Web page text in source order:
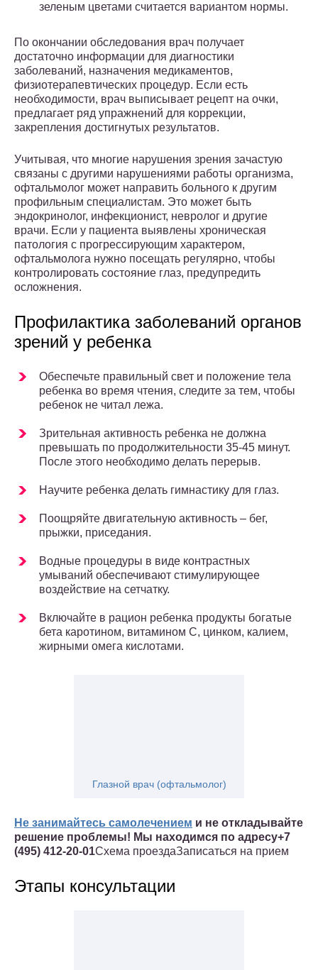
зеленым цветами считается вариантом нормы.
По окончании обследования врач получает
достаточно информации для диагностики
заболеваний, назначения медикаментов,
физиотерапевтических процедур. Если есть
необходимости, врач выписывает рецепт на очки,
предлагает ряд упражнений для коррекции,
закрепления достигнутых результатов.
Учитывая, что многие нарушения зрения зачастую
связаны с другими нарушениями работы организма,
офтальмолог может направить больного к другим
профильным специалистам. Это может быть
эндокринолог, инфекционист, невролог и другие
врачи. Если у пациента выявлены хроническая
патология с прогрессирующим характером,
офтальмолога нужно посещать регулярно, чтобы
контролировать состояние глаз, предупредить
осложнения.
Профилактика заболеваний органов
зрений у ребенка
Обеспечьте правильный свет и положение тела
ребенка во время чтения, следите за тем, чтобы
ребенок не читал лежа.
Зрительная активность ребенка не должна
превышать по продолжительности 35-45 минут.
После этого необходимо делать перерыв.
Научите ребенка делать гимнастику для глаз.
Поощряйте двигательную активность – бег,
прыжки, приседания.
Водные процедуры в виде контрастных
умываний обеспечивают стимулирующее
воздействие на сетчатку.
Включайте в рацион ребенка продукты богатые
бета каротином, витамином С, цинком, калием,
жирными омега кислотами.
Глазной врач (офтальмолог)
Не занимайтесь самолечением и не откладывайте
решение проблемы! Мы находимся по адресу+7
(495) 412-20-01Схема проездаЗаписаться на прием
Этапы консультации